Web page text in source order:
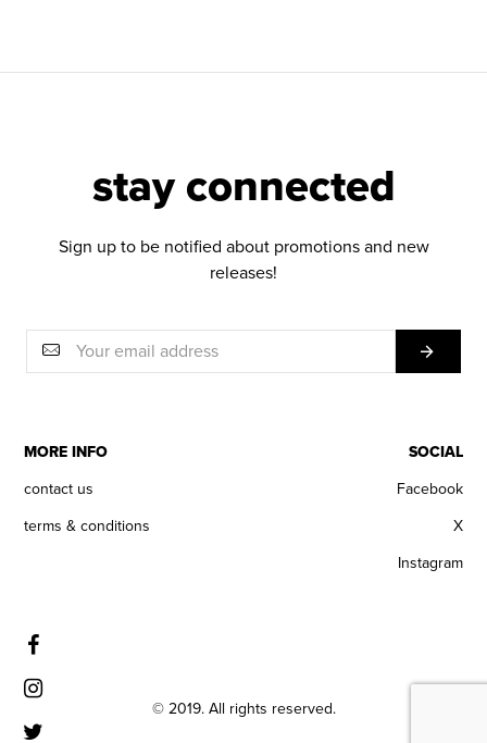
stay connected
Sign up to be notified about promotions and new
releases!
MORE INFO
contact us
terms & conditions
SOCIAL
Facebook
X
Instagram
© 2019. All rights reserved.